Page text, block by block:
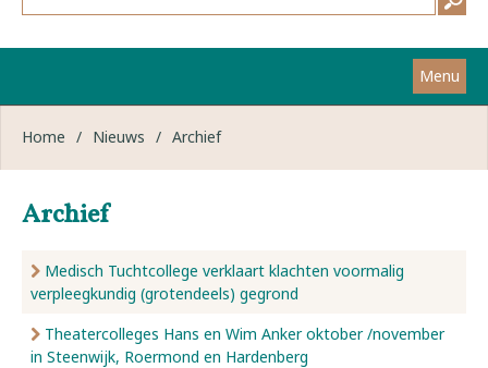
Menu
Home
Strafzaken
Werkwijze
Nieuws
Home / Nieuws / Archief
Archief
Medisch Tuchtcollege verklaart klachten voormalig
verpleegkundig (grotendeels) gegrond
Theatercolleges Hans en Wim Anker oktober /november
in Steenwijk, Roermond en Hardenberg